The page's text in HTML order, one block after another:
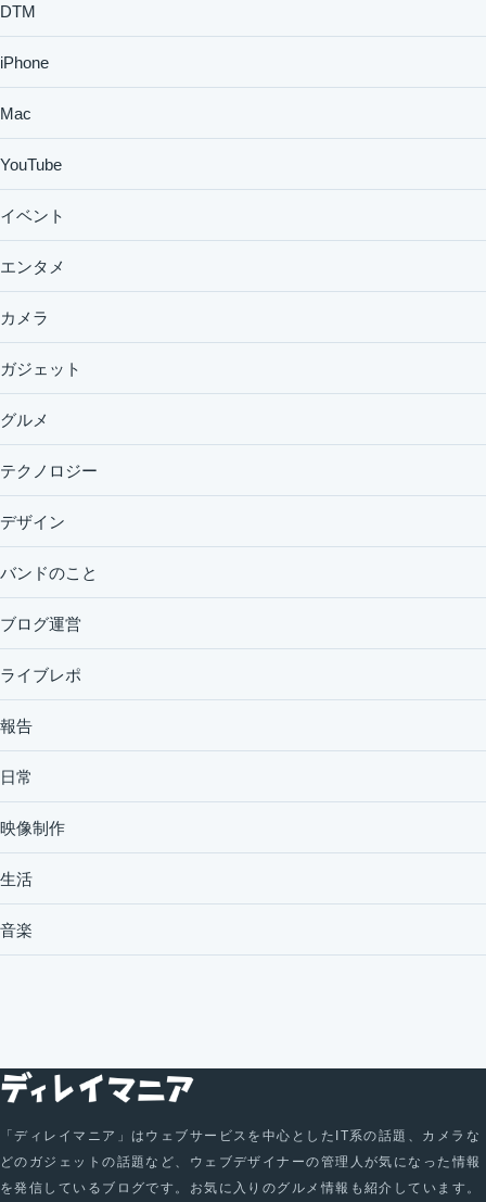
DTM
iPhone
Mac
YouTube
イベント
エンタメ
カメラ
ガジェット
グルメ
テクノロジー
デザイン
バンドのこと
ブログ運営
ライブレポ
報告
日常
映像制作
生活
音楽
「ディレイマニア」はウェブサービスを中心としたIT系の話題、カメラな
どのガジェットの話題など、ウェブデザイナーの管理人が気になった情報
を発信しているブログです。お気に入りのグルメ情報も紹介しています。